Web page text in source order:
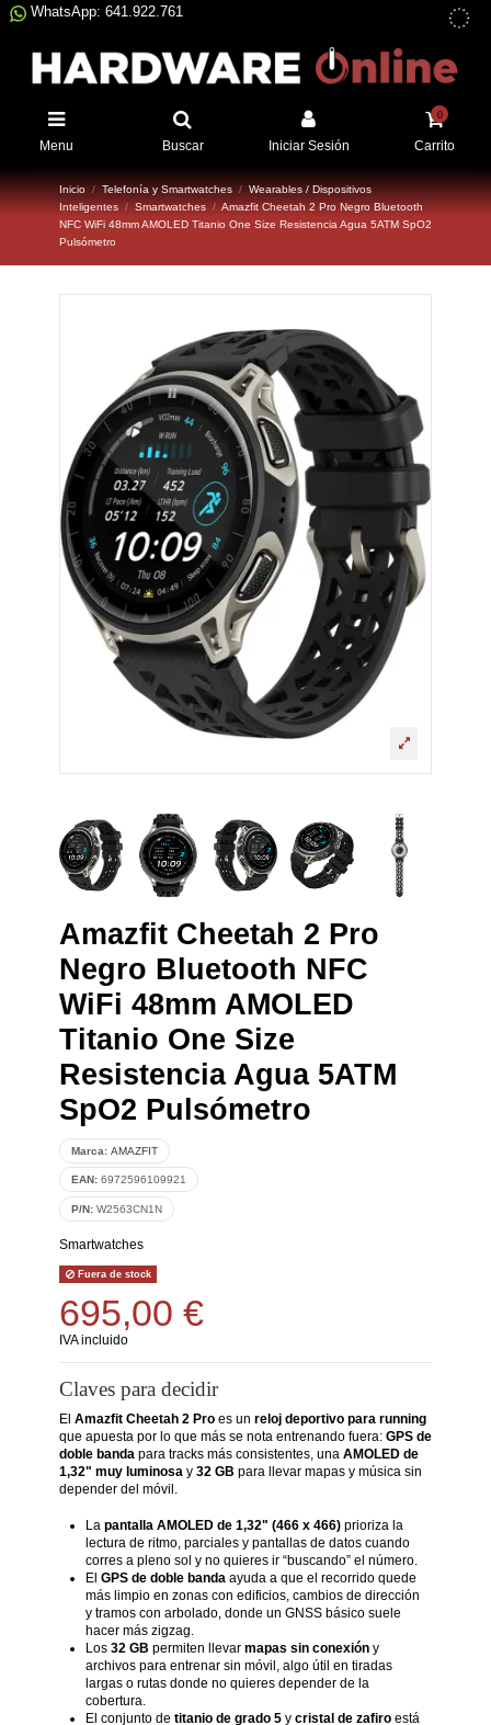
WhatsApp: 641.922.761
Menu Buscar Iniciar Sesión
0
Carrito
Inicio Telefonía y Smartwatches
Wearables / Dispositivos
Inteligentes
Smartwatches
Amazfit Cheetah 2 Pro Negro Bluetooth
NFC WiFi 48mm AMOLED Titanio One Size Resistencia Agua 5ATM SpO2
Pulsómetro
Amazfit Cheetah 2 Pro
Negro Bluetooth NFC
WiFi 48mm AMOLED
Titanio One Size
Resistencia Agua 5ATM
SpO2 Pulsómetro
Marca: AMAZFIT
EAN: 6972596109921
P/N: W2563CN1N
Smartwatches
Fuera de stock
695,00 €
IVA incluido
Claves para decidir
El Amazfit Cheetah 2 Proes un reloj deportivo para running
que apuesta por lo que más se nota entrenando fuera: GPS de
doble banda para tracks más consistentes, una AMOLED de
1,32" muy luminosa y 32 GB para llevar mapas y música sin
depender del móvil.
La pantalla AMOLED de 1,32" (466 x 466)prioriza la
lectura de ritmo, parciales y pantallas de datos cuando
corres a pleno sol y no quieres ir “buscando” el número.
El GPS de doble banda ayuda a que el recorrido quede
más limpio en zonas con edificios, cambios de dirección
y tramos con arbolado, donde un GNSS básico suele
hacer más zigzag.
Los 32 GB permiten llevar mapas sin conexióny
archivos para entrenar sin móvil, algo útil en tiradas
largas o rutas donde no quieres depender de la
cobertura.
El conjunto de titanio de grado 5y cristal de zafiroestá